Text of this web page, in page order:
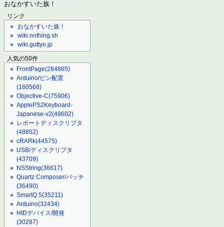
おなかすいた族！
リンク
おなかすいた族！
wiki.nothing.sh
wiki.guttyo.jp
人気の50件
FrontPage(284865)
Arduino/ピン配置
(160568)
Objective-C(75906)
ApplePS2Keyboard-
Japanese-v2(49602)
レポートディスクリプタ
(48852)
cRARk(44575)
USB/ディスクリプタ
(43709)
NSString(36617)
Quartz Composer/パッチ
(36490)
SmartQ 5(35211)
Arduino(32434)
HIDデバイス/開発
(30287)